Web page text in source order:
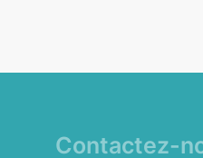
Contactez-